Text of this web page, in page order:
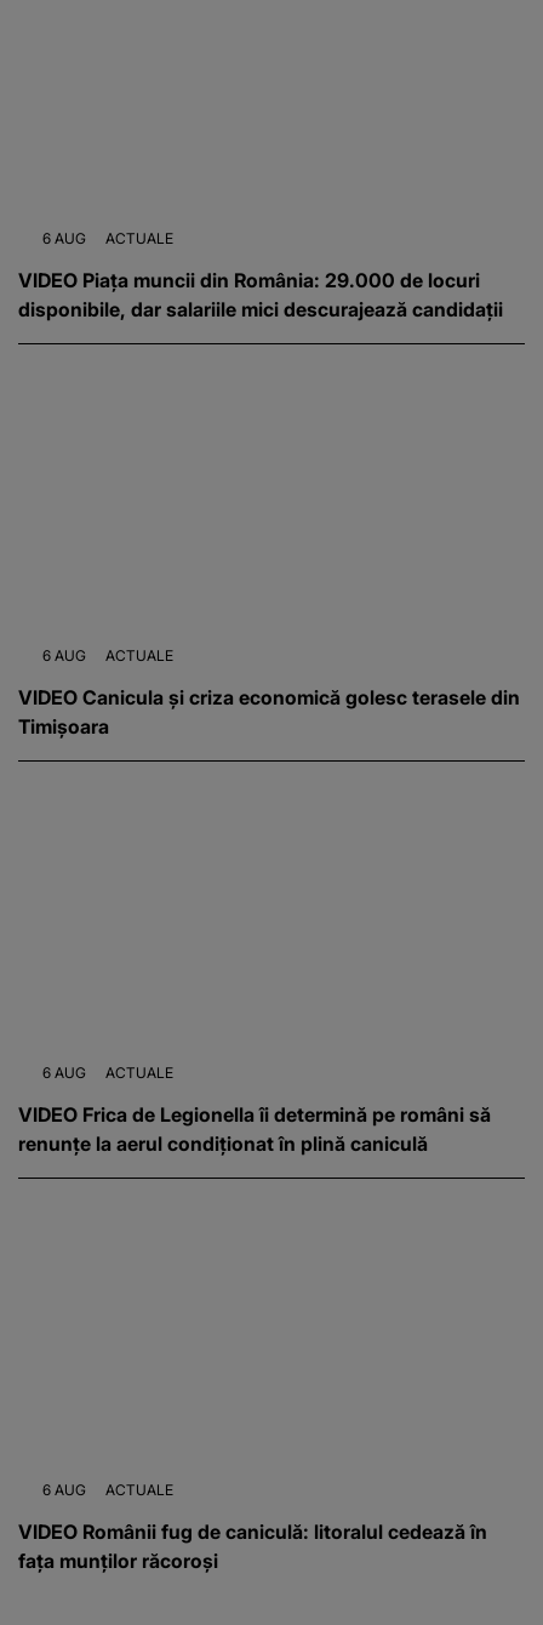
6 AUG ACTUALE
VIDEO Piața muncii din România: 29.000 de locuri
disponibile, dar salariile mici descurajează candidații
6 AUG ACTUALE
VIDEO Canicula și criza economică golesc terasele din
Timișoara
6 AUG ACTUALE
VIDEO Frica de Legionella îi determină pe români să
renunțe la aerul condiționat în plină caniculă
6 AUG ACTUALE
VIDEO Românii fug de caniculă: litoralul cedează în
fața munților răcoroși